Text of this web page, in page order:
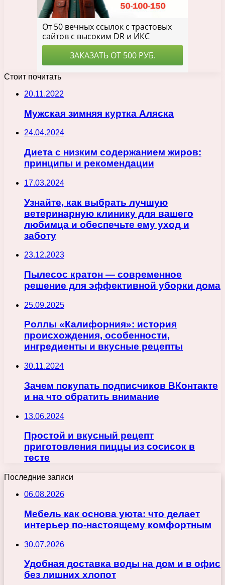
Стоит почитать
20.11.2022
Мужская зимняя куртка Аляска
24.04.2024
Диета с низким содержанием жиров:
принципы и рекомендации
17.03.2024
Узнайте, как выбрать лучшую
ветеринарную клинику для вашего
любимца и обеспечьте ему уход и
заботу
23.12.2023
Пылесос кратон — современное
решение для эффективной уборки дома
25.09.2025
Роллы «Калифорния»: история
происхождения, особенности,
ингредиенты и вкусные рецепты
30.11.2024
Зачем покупать подписчиков ВКонтакте
и на что обратить внимание
13.06.2024
Простой и вкусный рецепт
приготовления пиццы из сосисок в
тесте
Последние записи
06.08.2026
Мебель как основа уюта: что делает
интерьер по-настоящему комфортным
30.07.2026
Удобная доставка воды на дом и в офис
без лишних хлопот